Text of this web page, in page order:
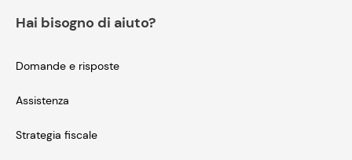
Hai bisogno di aiuto?
Domande e risposte
Assistenza
Strategia fiscale